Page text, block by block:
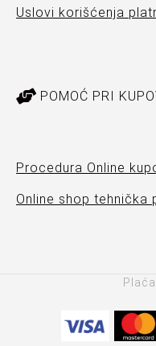
Uslovi korišćenja
POMOĆ PRI
Procedura Online
Online shop tehnička